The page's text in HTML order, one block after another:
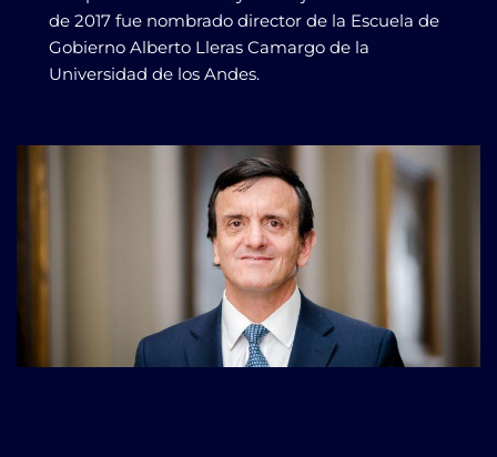
de 2017 fue nombrado director de la Escuela de
Gobierno Alberto Lleras Camargo de la
Universidad de los Andes.